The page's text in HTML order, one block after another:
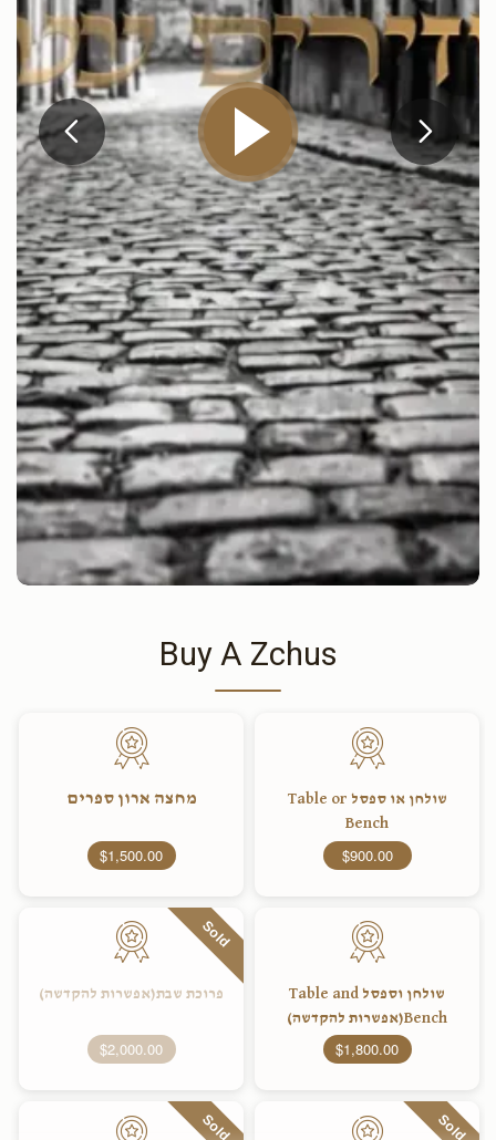
Buy A Zchus
שולחן או ספסל Table or
Bench
$900.00
מחצה ארון ספרים
$1,500.00
שולחן וספסל Table and
Bench(אפשרות להקדשה)
$1,800.00
Sold
פרוכת שבת(אפשרות להקדשה)
$2,000.00
Sold
Sold